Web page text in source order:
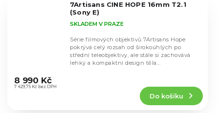
7Artisans CINE HOPE 16mm T2.1
(Sony E)
hodnocení
produktu
SKLADEM V PRAZE
7 429,75 Kč bez DPH
8 990 Kč
Do košíku
Série filmových objektivů 7Artisans Hope
pokrývá celý rozsah od širokoúhlých po
střední teleobjektivy, ale stále si zachovává
lehký a kompaktní design těla...